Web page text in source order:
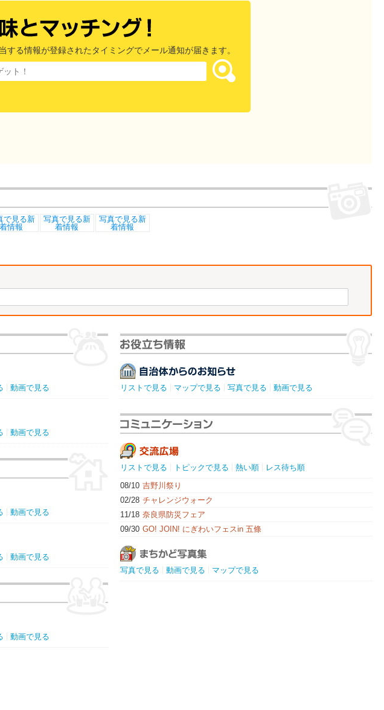
る情報が登録されたタイミングでメール通知が届きます。
動画で見る
動画で見る
動画で見る
動画で見る
動画で見る
リストで見る マップで見る 写真で見る 動画で見る
リストで見る トピックで見る 熱い順
レス待ち順
08/10 吉野川祭り
02/28 チャレンジウォーク
11/18 奈良県防災フェア
09/30 GO! JOIN! にぎわいフェスin 五條
写真で見る 動画で見る マップで見る